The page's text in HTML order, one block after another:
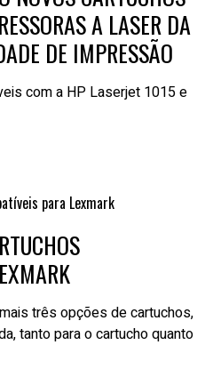
A LASER DA
DE IMPRESSÃO
com a HP Laserjet 1015 e
três opções de cartuchos,
tanto para o cartucho quanto